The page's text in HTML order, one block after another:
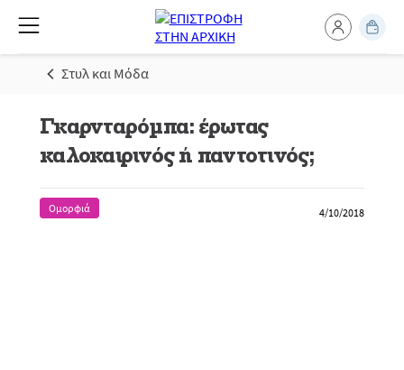
Στυλ και Μόδα
Γκαρνταρόμπα: έρωτας
καλοκαιρινός ή παντοτινός;
Ομορφιά 4/10/2018